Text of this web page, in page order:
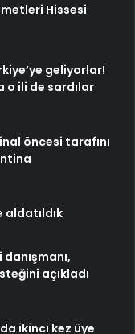
Hissesi
geliyorlar!
o ili de sardılar
öncesi tarafını
aldatıldık
açıkladı
ikinci kez üye